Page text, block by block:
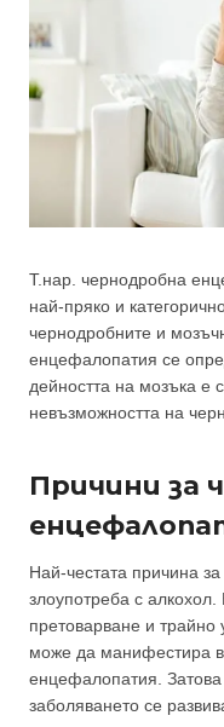
Т.нар. чернодробна
най-пряко и
чернодробните и
енцефалопатия се
дейността на мозъка е
невъзможността на
Причини за
Най-честата причина
злоупотреба с
претоварване и
може да манифестира
енцефалопатия. Затова
заболяването се